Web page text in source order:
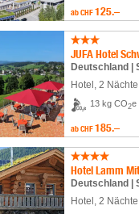
ab CHF 125.–
JUFA Hotel
Deutschland |
Hotel 2 Nächte
13 kg CO2e
ab CHF 185.–
Hotel Lamm
Hotel 2 Nächte